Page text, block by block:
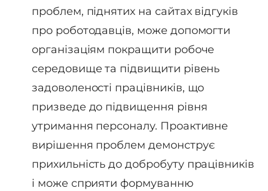
проблем, піднятих на сайтах відгуків
про роботодавців, може допомогти
організаціям покращити робоче
середовище та підвищити рівень
задоволеності працівників, що
призведе до підвищення рівня
утримання персоналу. Проактивне
вирішення проблем демонструє
прихильність до добробуту працівників
і може сприяти формуванню